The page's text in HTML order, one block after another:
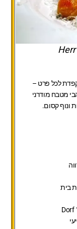
לכל פרט –
מטבח מודרני
ונוף קסום.
בית